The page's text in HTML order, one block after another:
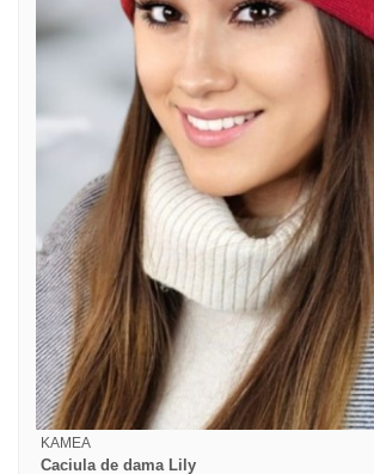
KAMEA
Caciula de dama Lily